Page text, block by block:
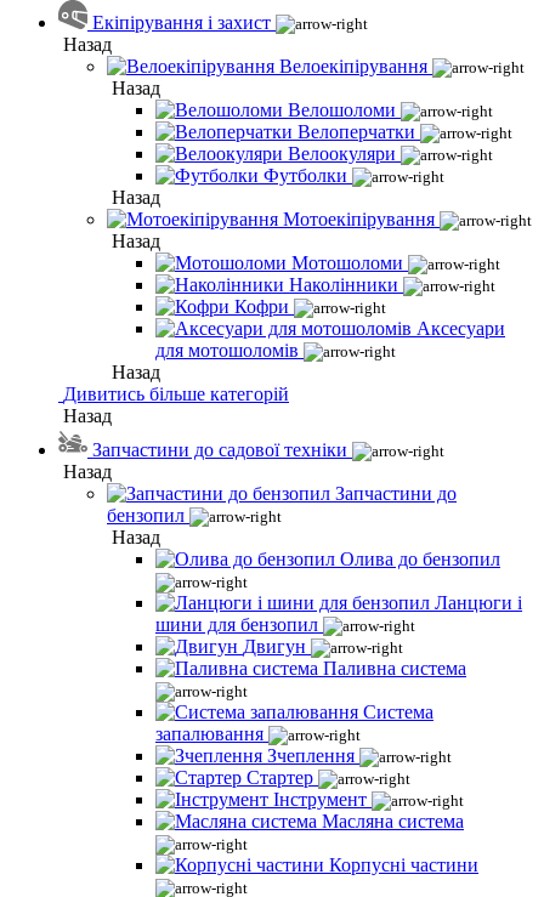
Екіпірування і захист
Назад
Велоекіпірування
Назад
Велошоломи
Велоперчатки
Велоокуляри
Футболки
Назад
Мотоекіпірування
Назад
Мотошоломи
Наколінники
Кофри
Аксесуари
для мотошоломів
Назад
Дивитись більше категорій
Назад
Запчастини до садової техніки
Назад
Запчастини до
бензопил
Назад
Олива до бензопил
Ланцюги і
шини для бензопил
Двигун
Паливна система
Система
запалювання
Зчеплення
Стартер
Інструмент
Масляна система
Корпусні частини